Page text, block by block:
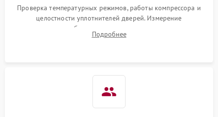
работе
2000 ₽ Подробнее →
1000 ₽
1800 ₽
Проверка температурных режимов, работы компрессора и
целостности уплотнителей дверей. Измерение
сопротивления обмоток мотора, проверка термостата и
считывание кодов ошибок с электронного дисплея.
Подробнее